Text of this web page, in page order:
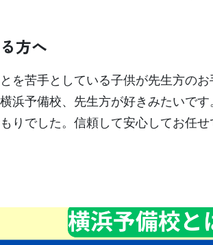
方へ
を苦手としている子供が先生方の
浜予備校、先生方が好きみたいで
りでした。信頼して安心してお任せ